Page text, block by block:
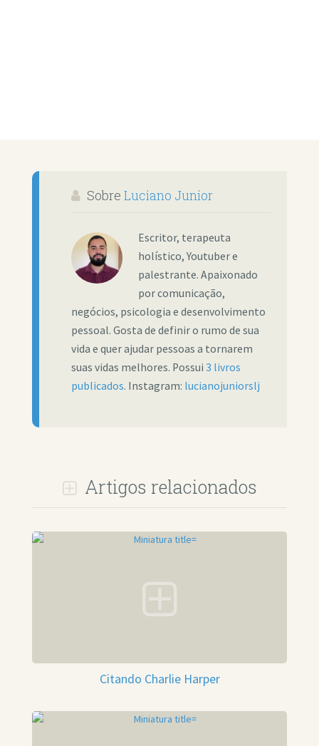
Sobre Luciano Junior
Escritor, terapeuta
holístico, Youtuber e
palestrante. Apaixonado
por comunicação,
negócios, psicologia e desenvolvimento
pessoal. Gosta de definir o rumo de sua
vida e quer ajudar pessoas a tornarem
suas vidas melhores. Possui 3 livros
publicados. Instagram: lucianojuniorslj
Artigos relacionados
Citando Charlie Harper